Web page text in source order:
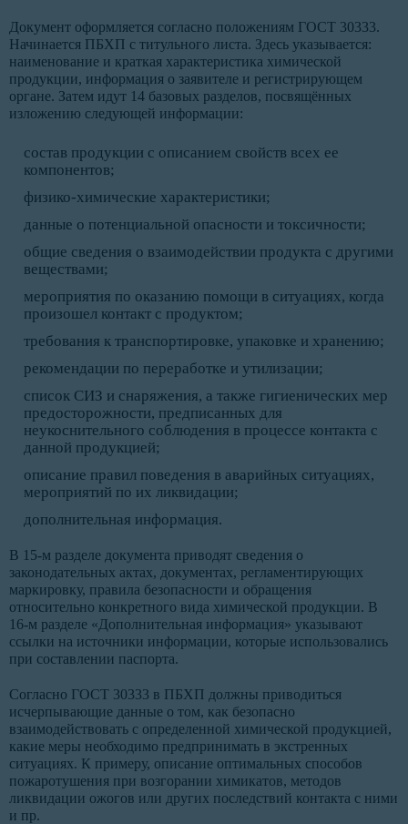
Документ оформляется согласно положениям ГОСТ 30333.
Начинается ПБХП с титульного листа. Здесь указывается:
наименование и краткая характеристика химической
продукции, информация о заявителе и регистрирующем
органе. Затем идут 14 базовых разделов, посвящённых
изложению следующей информации:
состав продукции с описанием свойств всех ее
компонентов;
физико-химические характеристики;
данные о потенциальной опасности и токсичности;
общие сведения о взаимодействии продукта с другими
веществами;
мероприятия по оказанию помощи в ситуациях, когда
произошел контакт с продуктом;
требования к транспортировке, упаковке и хранению;
рекомендации по переработке и утилизации;
список СИЗ и снаряжения, а также гигиенических мер
предосторожности, предписанных для
неукоснительного соблюдения в процессе контакта с
данной продукцией;
описание правил поведения в аварийных ситуациях,
мероприятий по их ликвидации;
дополнительная информация.
В 15-м разделе документа приводят сведения о
законодательных актах, документах, регламентирующих
маркировку, правила безопасности и обращения
относительно конкретного вида химической продукции. В
16-м разделе «Дополнительная информация» указывают
ссылки на источники информации, которые использовались
при составлении паспорта.
Согласно ГОСТ 30333 в ПБХП должны приводиться
исчерпывающие данные о том, как безопасно
взаимодействовать с определенной химической продукцией,
какие меры необходимо предпринимать в экстренных
ситуациях. К примеру, описание оптимальных способов
пожаротушения при возгорании химикатов, методов
ликвидации ожогов или других последствий контакта с ними
и пр.